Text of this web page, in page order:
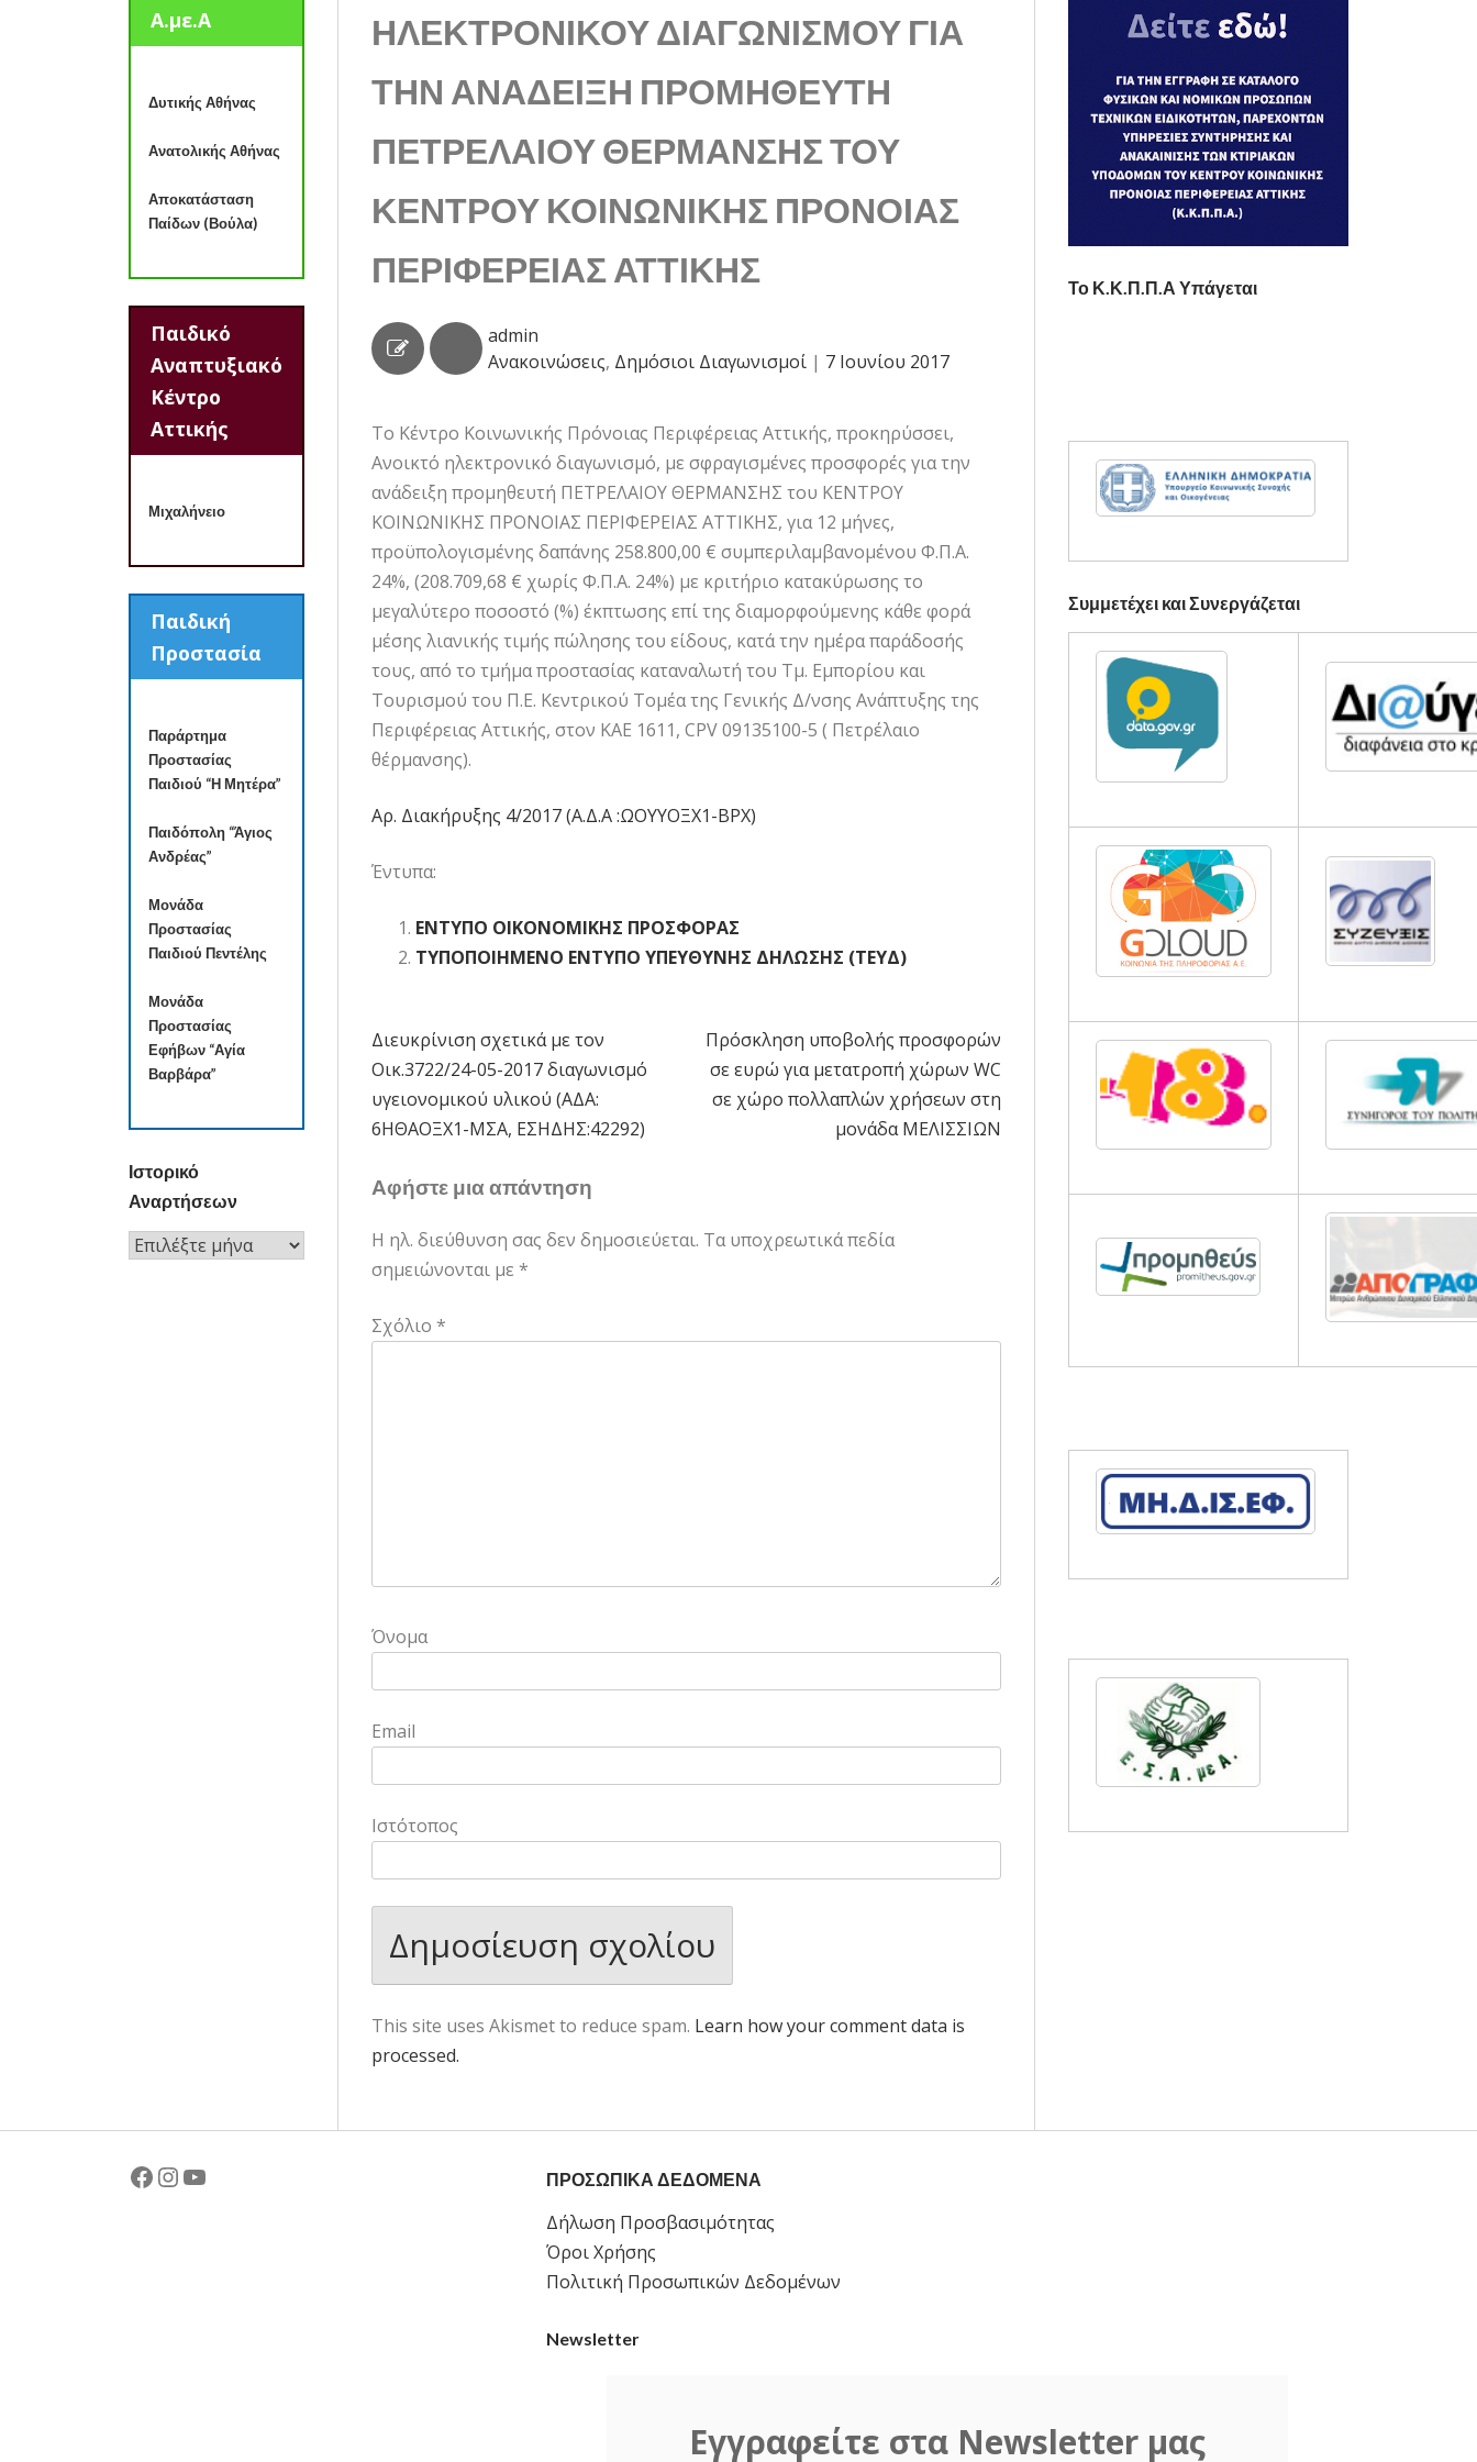
ΗΛΕΚΤΡΟΝΙΚΟΥ ΔΙΑΓΩΝΙΣΜΟΥ ΓΙΑ
ΤΗΝ ΑΝΑΔΕΙΞΗ ΠΡΟΜΗΘΕΥΤΗ
ΠΕΤΡΕΛΑΙΟΥ ΘΕΡΜΑΝΣΗΣ ΤΟΥ
ΚΕΝΤΡΟΥ ΚΟΙΝΩΝΙΚΗΣ ΠΡΟΝΟΙΑΣ
ΠΕΡΙΦΕΡΕΙΑΣ ΑΤΤΙΚΗΣ
admin
Ανακοινώσεις, Δημόσιοι Διαγωνισμοί | 7 Ιουνίου 2017
Το Κέντρο Κοινωνικής Πρόνοιας Περιφέρειας Αττικής, προκηρύσσει,
Ανοικτό ηλεκτρονικό διαγωνισμό, με σφραγισμένες προσφορές για την
ανάδειξη προμηθευτή ΠΕΤΡΕΛΑΙΟΥ ΘΕΡΜΑΝΣΗΣ του ΚΕΝΤΡΟΥ
ΚΟΙΝΩΝΙΚΗΣ ΠΡΟΝΟΙΑΣ ΠΕΡΙΦΕΡΕΙΑΣ ΑΤΤΙΚΗΣ, για 12 μήνες,
προϋπολογισμένης δαπάνης 258.800,00 € συμπεριλαμβανομένου Φ.Π.Α.
24%, (208.709,68 € χωρίς Φ.Π.Α. 24%) με κριτήριο κατακύρωσης το
μεγαλύτερο ποσοστό (%) έκπτωσης επί της διαμορφούμενης κάθε φορά
μέσης λιανικής τιμής πώλησης του είδους, κατά την ημέρα παράδοσής
τους, από το τμήμα προστασίας καταναλωτή του Τμ. Εμπορίου και
Τουρισμού του Π.Ε. Κεντρικού Τομέα της Γενικής Δ/νσης Ανάπτυξης της
Περιφέρειας Αττικής, στον ΚΑΕ 1611, CPV 09135100-5 ( Πετρέλαιο
θέρμανσης).
Αρ. Διακήρυξης 4/2017 (Α.Δ.Α :ΩΟΥΥΟΞΧ1-ΒΡΧ)
Έντυπα:
ΕΝΤΥΠΟ ΟΙΚΟΝΟΜΙΚΗΣ ΠΡΟΣΦΟΡΑΣ
ΤΥΠΟΠΟΙΗΜΕΝΟ ΕΝΤΥΠΟ ΥΠΕΥΘΥΝΗΣ ΔΗΛΩΣΗΣ (ΤΕΥΔ)
Πλοήγηση
άρθρων
Διευκρίνιση σχετικά με τον
Οικ.3722/24-05-2017 διαγωνισμό
υγειονομικού υλικού (ΑΔΑ:
6ΗΘΑΟΞΧ1-ΜΣΑ, ΕΣΗΔΗΣ:42292)
Πρόσκληση υποβολής προσφορών
σε ευρώ για μετατροπή χώρων WC
σε χώρο πολλαπλών χρήσεων στη
μονάδα ΜΕΛΙΣΣΙΩΝ
Αφήστε μια απάντηση
Η ηλ. διεύθυνση σας δεν δημοσιεύεται. Τα υποχρεωτικά πεδία
σημειώνονται με *
Σχόλιο *
Όνομα
Email
Ιστότοπος
This site uses Akismet to reduce spam. Learn how your comment data is
processed.
Α.με.Α
Δυτικής Αθήνας
Ανατολικής Αθήνας
Αποκατάσταση
Παίδων (Βούλα)
Παιδικό
Αναπτυξιακό
Κέντρο
Αττικής
Μιχαλήνειο
Παιδική
Προστασία
Παράρτημα
Προστασίας
Παιδιού “Η Μητέρα”
Παιδόπολη “Άγιος
Ανδρέας”
Μονάδα
Προστασίας
Παιδιού Πεντέλης
Μονάδα
Προστασίας
Εφήβων “Αγία
Βαρβάρα”
Ιστορικό
Αναρτήσεων
Ιστορικό
Το Κ.Κ.Π.Π.Α Υπάγεται
Συμμετέχει και Συνεργάζεται
Facebook
Instagram
YouTube ΠΡΟΣΩΠΙΚΑ ΔΕΔΟΜΕΝΑ
Δήλωση Προσβασιμότητας
Όροι Χρήσης
Πολιτική Προσωπικών Δεδομένων
Newsletter
Εγγραφείτε στα Newsletter μας